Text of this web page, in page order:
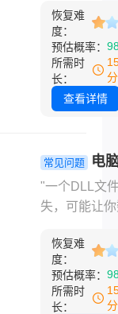
救了？"*⋯⋯
在数字化时
删重要文件
回收站、或
式化存储设
以让人瞬间
统文件、程
和用户数据
误删关键系
件，可能导
异常、系统
怎么修复呢
是针对不同
实用修复方
助你高效恢
文件并修复
恢复难
度：
预估概率：
所需时
长：
查看详情
常见问题
电
失应该怎么
决？系统工
复方法！
"一个DLL文
失，可能让
零。"大家好
专注电脑系
与故障排除
IT博主。在
恢复难
度：
预估概率：
所需时
长：